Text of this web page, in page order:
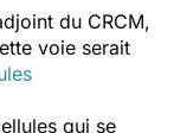
du CRCM,
voie serait
qui se